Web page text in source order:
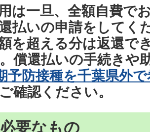
は一旦、全額自費で
払いの申請をしてく
を超える分は返還で
償還払いの手続きや
予防接種を千葉県外
確認ください。
要なもの